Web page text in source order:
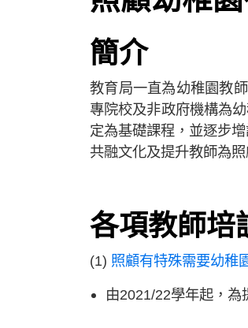
簡介
教育局一直為幼稚園教
專院校及非政府機構為
定為基礎課程，並逐步
共融文化及提升教師為
各項教師培
(1) 照顧有特殊需要幼稚
由2021/22學年起，